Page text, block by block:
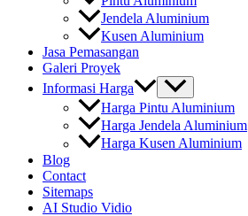
Jendela Aluminium
Kusen Aluminium
Jasa Pemasangan
Galeri Proyek
Informasi Harga
Harga Pintu Aluminium
Harga Jendela Aluminium
Harga Kusen Aluminium
Blog
Contact
Sitemaps
AI Studio Vidio